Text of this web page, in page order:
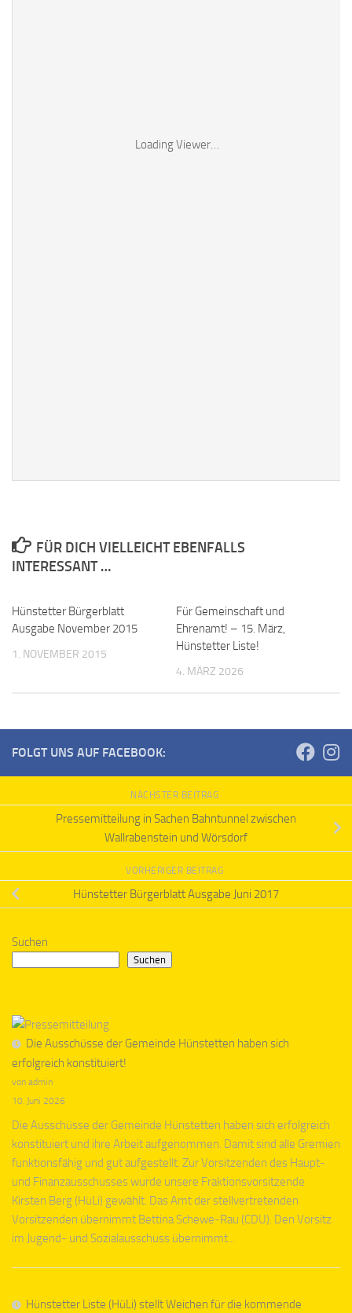
Loading Viewer…
FÜR DICH VIELLEICHT EBENFALLS
INTERESSANT …
Hünstetter Bürgerblatt
Ausgabe November 2015
1. NOVEMBER 2015
Für Gemeinschaft und
Ehrenamt! – 15. März,
Hünstetter Liste!
4. MÄRZ 2026
FOLGT UNS AUF FACEBOOK:
NÄCHSTER BEITRAG
Pressemitteilung in Sachen Bahntunnel zwischen
Wallrabenstein und Wörsdorf
VORHERIGER BEITRAG
Hünstetter Bürgerblatt Ausgabe Juni 2017
Suchen
Suchen
Die Ausschüsse der Gemeinde Hünstetten haben sich
erfolgreich konstituiert!
von admin
10. Juni 2026
Die Ausschüsse der Gemeinde Hünstetten haben sich erfolgreich
konstituiert und ihre Arbeit aufgenommen. Damit sind alle Gremien
funktionsfähig und gut aufgestellt. Zur Vorsitzenden des Haupt-
und Finanzausschusses wurde unsere Fraktionsvorsitzende
Kirsten Berg (HüLi) gewählt. Das Amt der stellvertretenden
Vorsitzenden übernimmt Bettina Schewe-Rau (CDU). Den Vorsitz
im Jugend- und Sozialausschuss übernimmt...
Hünstetter Liste (HüLi) stellt Weichen für die kommende